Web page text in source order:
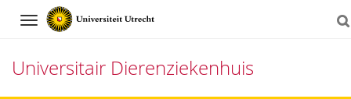
Navigation
Universitair Dierenziekenhuis